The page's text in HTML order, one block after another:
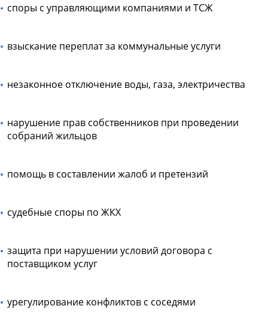
споры с управляющими компаниями и ТСЖ
взыскание переплат за коммунальные услуги
незаконное отключение воды, газа, электричества
нарушение прав собственников при проведении
собраний жильцов
помощь в составлении жалоб и претензий
судебные споры по ЖКХ
защита при нарушении условий договора с
поставщиком услуг
урегулирование конфликтов с соседями